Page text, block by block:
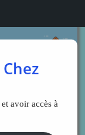
avoir accès à